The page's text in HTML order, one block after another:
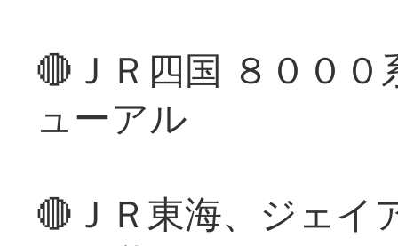
🔴ＪＲ四国 ８００
ューアル
🔴ＪＲ東海、ジェイ